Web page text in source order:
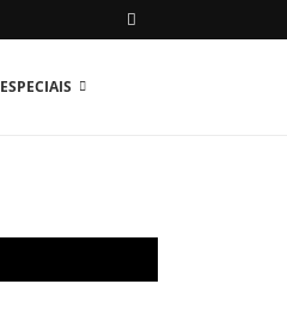
ESPECIAIS